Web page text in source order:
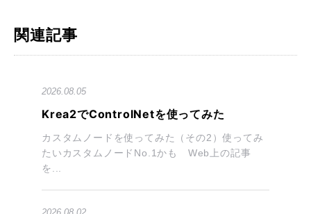
関連記事
2026.08.05
Krea2でControlNetを使ってみた
カスタムノードを使ってみた（その2）使ってみ
たいカスタムノードNo.1かも Web上の記事
を...